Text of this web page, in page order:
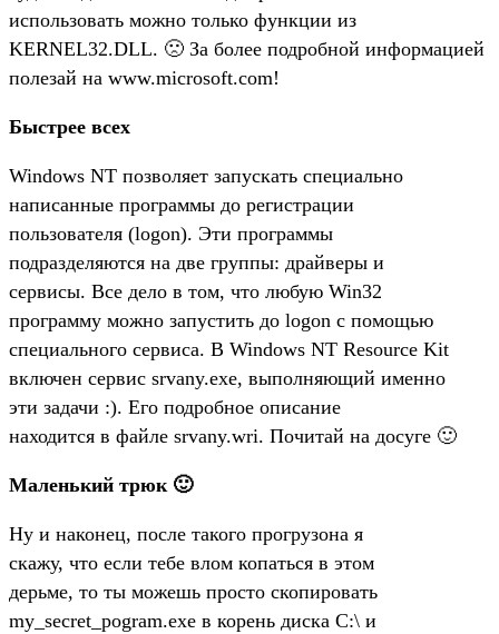
использовать можно только функции из
KERNEL32.DLL. 🙁 За более подробной информацией
полезай на www.microsoft.com!
Быстрее всех
Windows NT позволяет запускать специально
написанные программы до регистрации
пользователя (logon). Эти программы
подразделяются на две группы: драйверы и
сервисы. Все дело в том, что любую Win32
программу можно запустить до logon с помощью
специального сервиса. В Windows NT Resource Kit
включен сервис srvany.exe, выполняющий именно
эти задачи :). Его подробное описание
находится в файле srvany.wri. Почитай на досуге 🙂
Маленький трюк 🙂
Ну и наконец, после такого прогрузона я
скажу, что если тебе влом копаться в этом
дерьме, то ты можешь просто скопировать
my_secret_pogram.exe в корень диска C:\ и